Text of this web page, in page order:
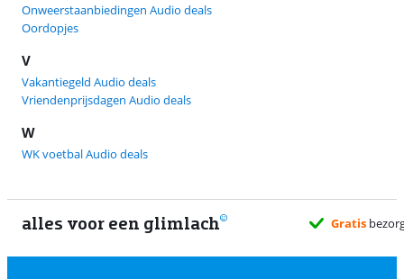
Onweerstaanbiedingen Audio deals
Oordopjes
V
Vakantiegeld Audio deals
Vriendenprijsdagen Audio deals
W
WK voetbal Audio deals
alles voor een glimlach Gratis